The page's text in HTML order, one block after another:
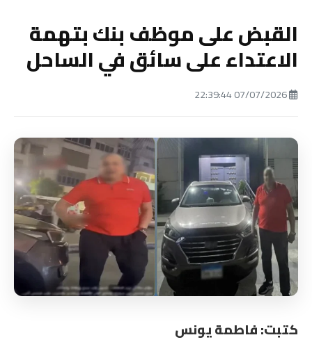
القبض على موظف بنك بتهمة
الاعتداء على سائق في الساحل
كتبت: فاطمة يونس